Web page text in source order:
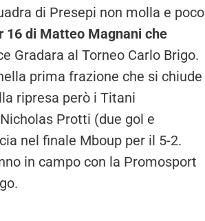
di Presepi non molla e poco
16 di Matteo Magnani che
Gradara al Torneo Carlo Brigo.
prima frazione che si chiude
ripresa però i Titani
Protti (due gol e
nel finale Mboup per il 5-2.
in campo con la Promosport